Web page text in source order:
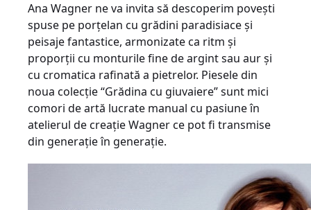
Ana Wagner ne va invita să descoperim poveşti
spuse pe porţelan cu grădini paradisiace şi
peisaje fantastice, armonizate ca ritm şi
proporţii cu monturile fine de argint sau aur şi
cu cromatica rafinată a pietrelor. Piesele din
noua colecţie “Grădina cu giuvaiere” sunt mici
comori de artă lucrate manual cu pasiune în
atelierul de creaţie Wagner ce pot fi transmise
din generaţie în generaţie.